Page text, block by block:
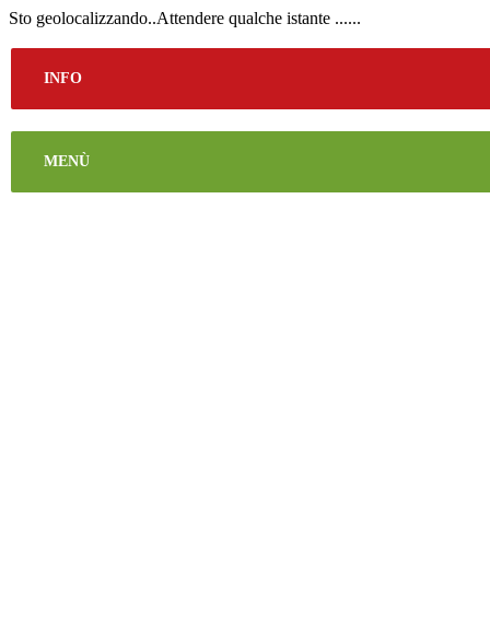
Sto geolocalizzando..Attendere qualche istante ......
INFO
MENÙ